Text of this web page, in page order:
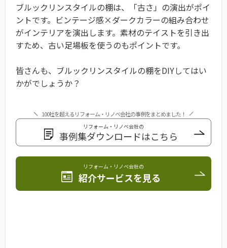
ブルックリンスタイルの棚は、「古さ」の演出がポイ
ントです。ビンテージ感×ダークカラーの組み合わせ
がインテリアを演出します。素材のテイストを引き出
すため、古い足場板を使うのもポイントです。
皆さんも、ブルックリンスタイルの棚をDIYしてはい
かがでしょうか？
100社を超えるリフォーム・リノベ会社の事例をまとめました！
リフォーム・リノベ会社の
事例集ダウンロードはこちら
リフォーム・リノベ会社の
紹介サービスを見る